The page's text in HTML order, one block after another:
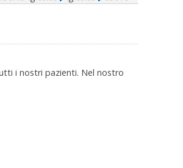
i nostri pazienti. Nel nostro